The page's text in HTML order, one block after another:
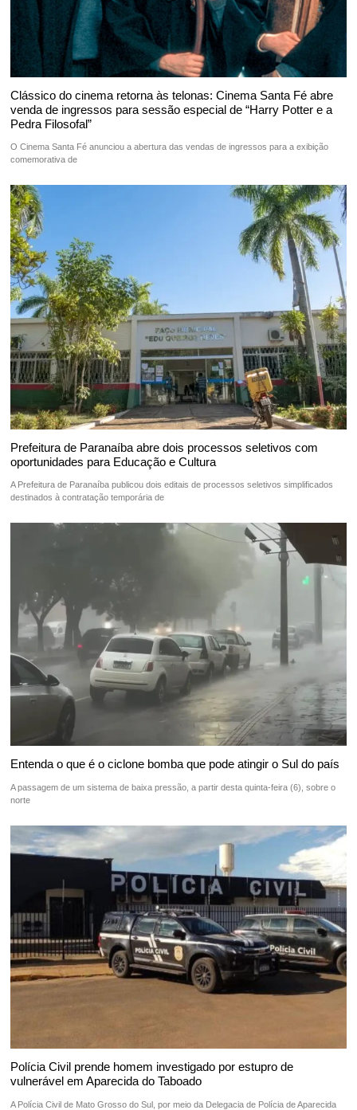
Clássico do cinema retorna às telonas: Cinema Santa Fé abre
venda de ingressos para sessão especial de “Harry Potter e a
Pedra Filosofal”
O Cinema Santa Fé anunciou a abertura das vendas de ingressos para a exibição
comemorativa de
Prefeitura de Paranaíba abre dois processos seletivos com
oportunidades para Educação e Cultura
A Prefeitura de Paranaíba publicou dois editais de processos seletivos simplificados
destinados à contratação temporária de
Entenda o que é o ciclone bomba que pode atingir o Sul do país
A passagem de um sistema de baixa pressão, a partir desta quinta-feira (6), sobre o
norte
Polícia Civil prende homem investigado por estupro de
vulnerável em Aparecida do Taboado
A Polícia Civil de Mato Grosso do Sul, por meio da Delegacia de Polícia de Aparecida